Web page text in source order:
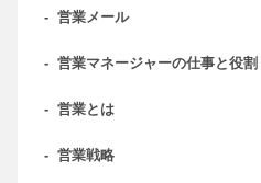
- 営業メール
- 営業マネージャーの仕事と役割
- 営業とは
- 営業戦略